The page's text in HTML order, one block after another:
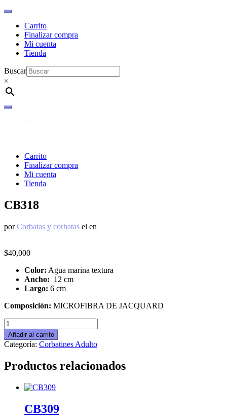
Carrito
Finalizar compra
Mi cuenta
Tienda
Buscar
×
Ir
Carrito
Finalizar compra
Mi cuenta
Tienda
CB318
porCorbatas y corbatas el en
$40,000
Color: Agua marina textura
Ancho: 12 cm
Largo: 6 cm
Composición: MICROFIBRA DE JACQUARD
CB318
cantidad
Añadir al carrito
Categoría: Corbatines Adulto
Productos relacionados
CB309